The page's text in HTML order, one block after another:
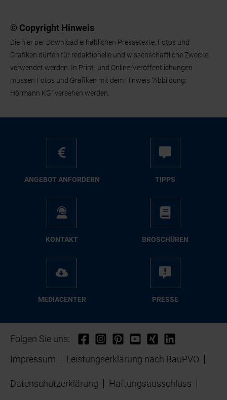
© Copyright Hinweis
Die hier per Download erhältlichen Pressetexte, Fotos und
Grafiken dürfen für redaktionelle und wissenschaftliche Zwecke
verwendet werden. In Print- und Online-Veröffentlichungen
müssen Fotos und Grafiken mit dem Hinweis "Abbildung:
Hörmann KG" versehen werden.
AN­GE­BOT AN­FOR­DERN TIPPS
KON­TAKT BRO­SCHÜ­REN
ME­DIA­CEN­TER PRES­SE
Folgen Sie uns:
Impressum
Leistungserklärung nach BauPVO
Datenschutzerklärung Haftungsausschluss